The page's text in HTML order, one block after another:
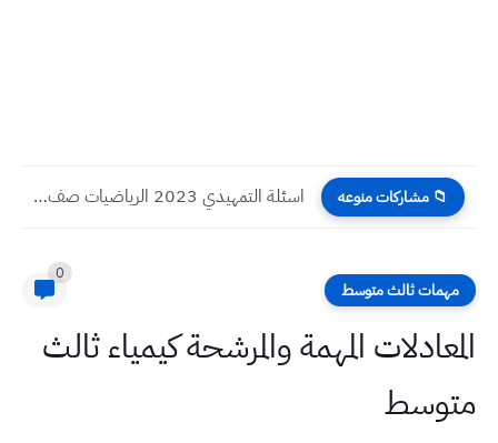
📁 مشاركات منوعه اسئلة التمهيدي 2023 الرياضيات صف سادس احيائي
مهمات ثالث متوسط
0
المعادلات المهمة والمرشحة كيمياء ثالث
متوسط